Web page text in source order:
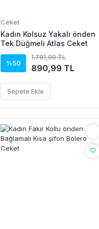
Ceket
Kadın Kolsuz Yakalı önden
Tek Düğmeli Atlas Ceket
%50
1.781,99 TL
890,99 TL
Sepete Ekle